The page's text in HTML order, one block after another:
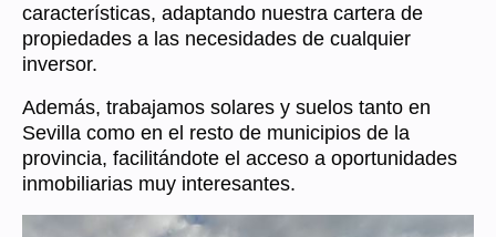
características, adaptando nuestra cartera de
propiedades a las necesidades de cualquier
inversor.
Además, trabajamos solares y suelos tanto en
Sevilla como en el resto de municipios de la
provincia, facilitándote el acceso a oportunidades
inmobiliarias muy interesantes.